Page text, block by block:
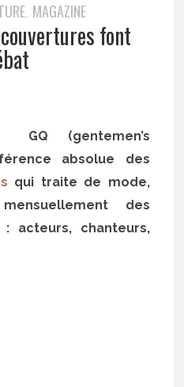
, MAGAZINE
font
GQ (gentemen’s
absolue des
qui traite de mode,
des
: acteurs, chanteurs,